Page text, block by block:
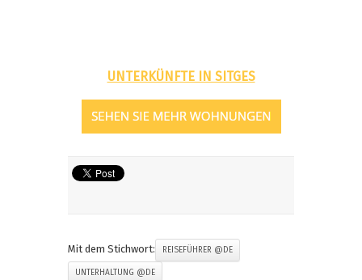
UNTERKÜNFTE IN SITGES
Mit dem Stichwort: REISEFÜHRER @DE
UNTERHALTUNG @DE